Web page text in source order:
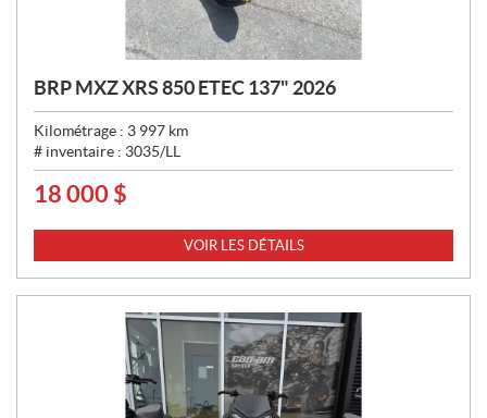
BRP MXZ XRS 850 ETEC 137" 2026
Kilométrage : 3 997 km
# inventaire : 3035/LL
P
X
18 000 $
VOIR LES DÉTAILS